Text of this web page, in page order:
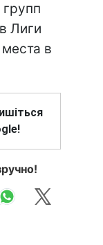
Лиги
в